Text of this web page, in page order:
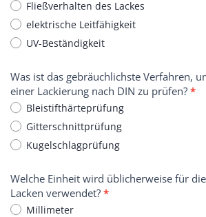
Fließverhalten des Lackes
elektrische Leitfähigkeit
UV-Beständigkeit
Was ist das gebräuchlichste Verfahren,
einer Lackierung nach DIN zu prüfen? *
Bleistifthärteprüfung
Gitterschnittprüfung
Kugelschlagprüfung
Welche Einheit wird üblicherweise für
Lacken verwendet? *
Millimeter